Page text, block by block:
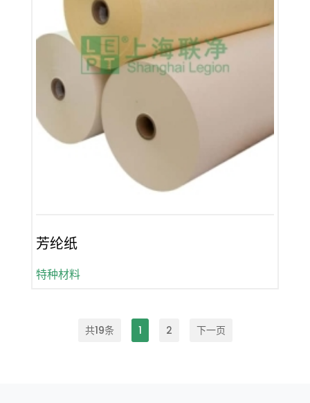
芳纶纸
特种材料
共19条 1 2 下一页